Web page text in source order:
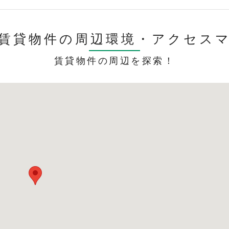
貸物件の周辺環境・ アクセス
賃貸物件の周辺を探索！